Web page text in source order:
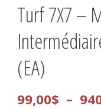
Turf 7X7 –
(EA)
99,00$ –